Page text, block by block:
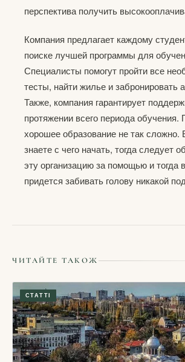
перспектива получить
Компания предлагает каждому
поиске лучшей программы для
Специалисты помогут пройти все
тесты, найти жилье и забронировать
Также, компания гарантирует
протяжении всего периода обучения.
хорошее образование не так сложно.
знаете с чего начать, тогда следует
эту организацию за помощью и тогда
придется забивать голову никакой
ЧИТАЙТЕ ТАКОЖ
СТАТТІ